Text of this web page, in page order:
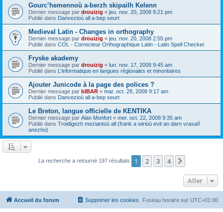
Gourc’hemennoù a-berzh skipailh Kelenn
Dernier message par drouizig « jeu. nov. 20, 2008 9:21 pm
Publié dans Danvezioù all a-bep seurt
Medieval Latin - Changes in orthography
Dernier message par drouizig « jeu. nov. 20, 2008 2:55 pm
Publié dans COL - Correcteur Orthographique Latin - Latin Spell Checker
Fryske akademy
Dernier message par drouizig « lun. nov. 17, 2008 9:45 am
Publié dans L'informatique en langues régionales et minoritaires
Ajouter Junicode à la page des polices ?
Dernier message par bIBAR « mar. oct. 28, 2008 9:17 am
Publié dans Danvezioù all a-bep seurt
Le Breton, langue officielle de KENTIKA
Dernier message par Alan Monfort « mer. oct. 22, 2008 9:35 am
Publié dans Troidigezh meziantoù all (frank a wirioù evit an darn vrasañ
anezho)
La recherche a retourné 197 résultats 1 2 3 4
Aller
Accueil du forum Fuseau horaire sur UTC+01:00
Supprimer les cookies